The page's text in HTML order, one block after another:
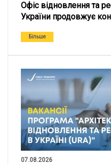
Офіс відновлення та
України продовжує
Більше
07.08.2026